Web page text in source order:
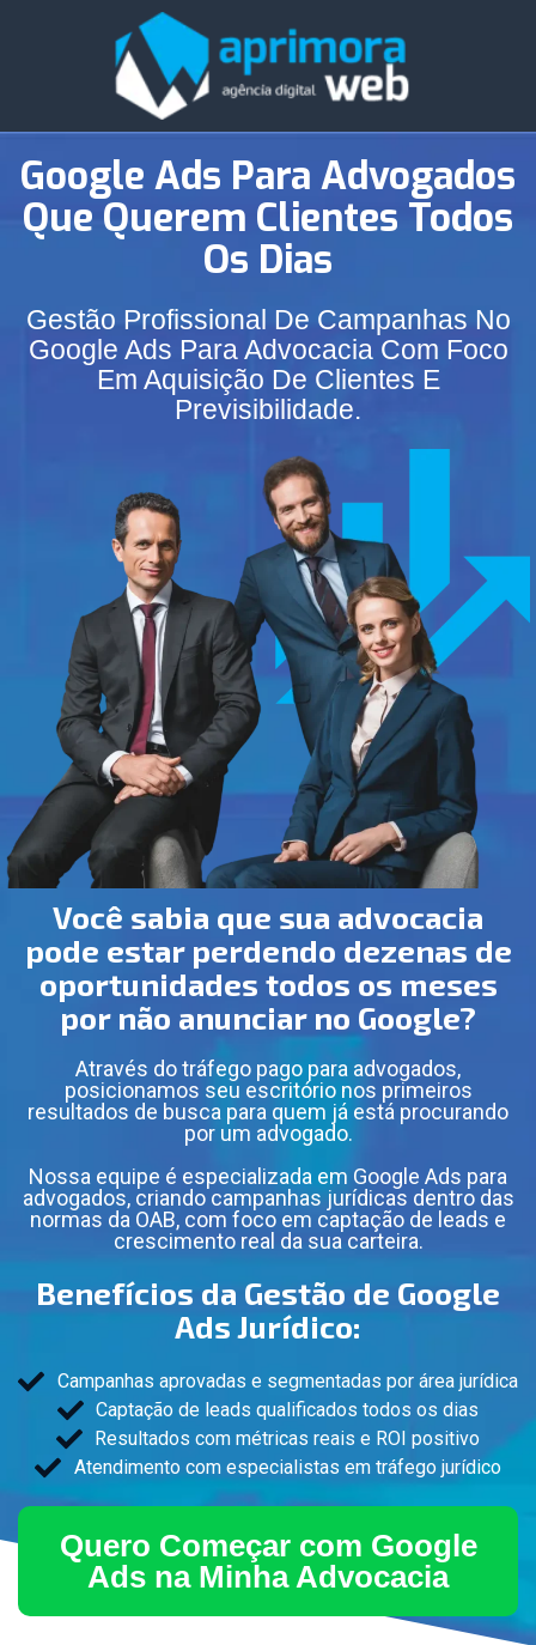
Google Ads Para Advogados
Que Querem Clientes Todos
Os Dias
Gestão Profissional De Campanhas No
Google Ads Para Advocacia Com Foco
Em Aquisição De Clientes E
Previsibilidade.
Você sabia que sua advocacia
pode estar perdendo dezenas de
oportunidades todos os meses
por não anunciar no Google?
Através do tráfego pago para advogados,
posicionamos seu escritório nos primeiros
resultados de busca para quem já está procurando
por um advogado.
Nossa equipe é especializada em Google Ads para
advogados, criando campanhas jurídicas dentro das
normas da OAB, com foco em captação de leads e
crescimento real da sua carteira.
Benefícios da Gestão de Google
Ads Jurídico:
Campanhas aprovadas e segmentadas por área jurídica
Captação de leads qualificados todos os dias
Resultados com métricas reais e ROI positivo
Atendimento com especialistas em tráfego jurídico
Quero Começar com Google
Ads na Minha Advocacia